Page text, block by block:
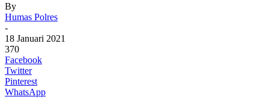
By
Humas Polres
-
18 Januari 2021
370
Facebook
Twitter
Pinterest
WhatsApp